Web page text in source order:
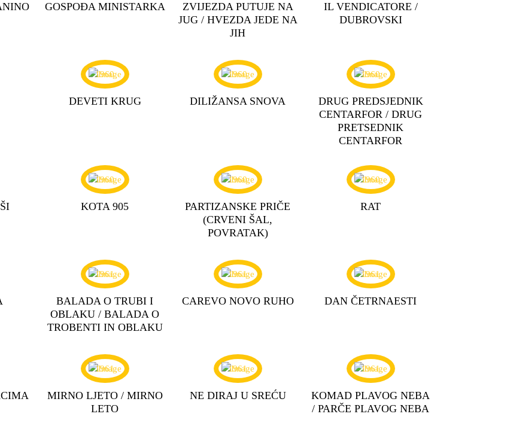
GOSPOĐA MINISTARKA
ZVIJEZDA PUTUJE NA
JUG / HVEZDA JEDE NA
JIH
IL VENDICATORE /
DUBROVSKI
1960
DEVETI KRUG
1960
DILIŽANSA SNOVA
1960
DRUG PREDSJEDNIK
CENTARFOR / DRUG
PRETSEDNIK
CENTARFOR
1960
KOTA 905
1960
PARTIZANSKE PRIČE
(CRVENI ŠAL,
POVRATAK)
1960
RAT
1961
BALADA O TRUBI I
OBLAKU / BALADA O
TROBENTI IN OBLAKU
1961
CAREVO NOVO RUHO
1961
DAN ČETRNAESTI
1961
MIRNO LJETO / MIRNO
LETO
1961
NE DIRAJ U SREĆU
1961
KOMAD PLAVOG NEBA
/ PARČE PLAVOG NEBA